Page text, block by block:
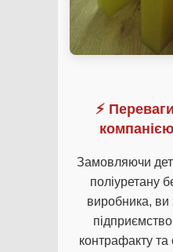
⚡
Замовляючи
поліуретану
виробника, ви
контрафакту та